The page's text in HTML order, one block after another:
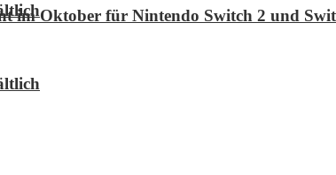
im Oktober für Nintendo Switch 2 und